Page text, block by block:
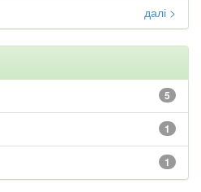
далі >
5
1
1